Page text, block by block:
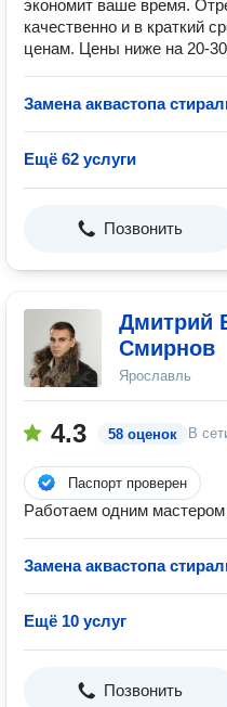
экономит ваше время.
качественно и в краткий
ценам. Цены ниже на 20-
Замена аквастопа
Ещё 62 услуги
Позвонить
Дмитрий
Смирнов
Ярославль
4.3 58 оценок В
Паспорт проверен
Работаем одним мастером
Замена аквастопа
Ещё 10 услуг
Позвонить